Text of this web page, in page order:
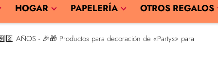
HOGAR PAPELERÍA OTROS REGALOS
AÑOS - 🎉🎁 Productos para decoración de «Partys» para